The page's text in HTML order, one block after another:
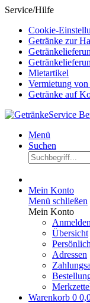
Service/Hilfe
Cookie-
Getränke zur
Mietartikel
Vermietung
Getränke auf
Menü
Suchen
Mein Konto
Menü schließen
Mein Konto
Anmelden
Übersicht
Adressen
Warenkorb 0